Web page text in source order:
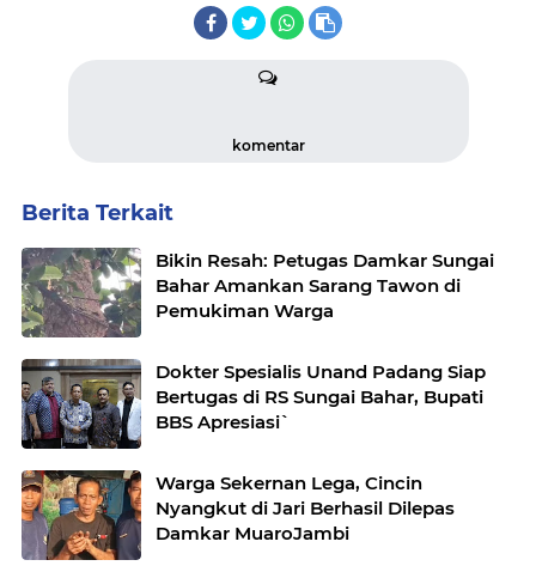
komentar
Berita Terkait
Bikin Resah: Petugas Damkar Sungai
Bahar Amankan Sarang Tawon di
Pemukiman Warga
Dokter Spesialis Unand Padang Siap
Bertugas di RS Sungai Bahar, Bupati
BBS Apresiasi`
Warga Sekernan Lega, Cincin
Nyangkut di Jari Berhasil Dilepas
Damkar MuaroJambi